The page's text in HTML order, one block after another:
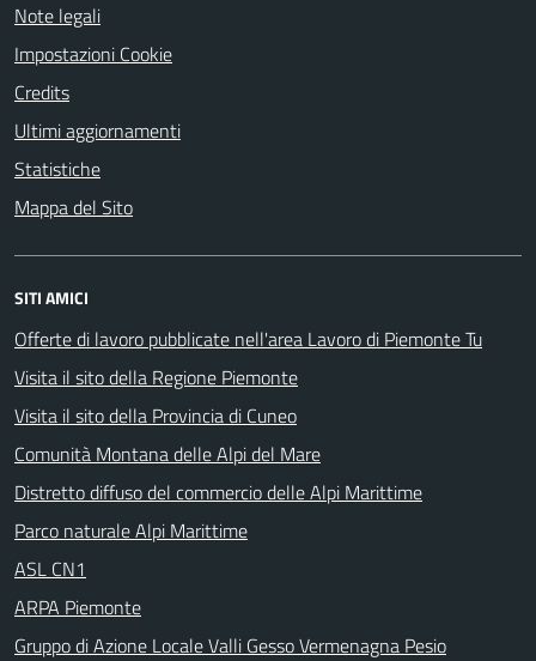
Note legali
Impostazioni Cookie
Credits
Ultimi aggiornamenti
Statistiche
Mappa del Sito
SITI AMICI
Offerte di lavoro pubblicate nell'area Lavoro di Piemonte Tu
Visita il sito della Regione Piemonte
Visita il sito della Provincia di Cuneo
Comunità Montana delle Alpi del Mare
Distretto diffuso del commercio delle Alpi Marittime
Parco naturale Alpi Marittime
ASL CN1
ARPA Piemonte
Gruppo di Azione Locale Valli Gesso Vermenagna Pesio